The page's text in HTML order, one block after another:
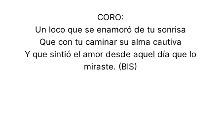
CORO:
Un loco que se enamoró de tu sonrisa
Que con tu caminar su alma cautiva
Y que sintió el amor desde aquel día que lo
miraste. (BIS)